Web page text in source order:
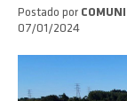
Postado por
07/01/2024